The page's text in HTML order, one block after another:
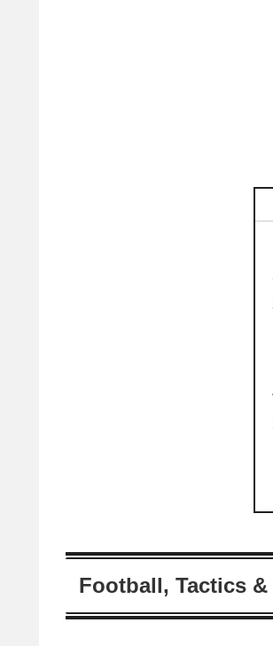
Football, Tactics